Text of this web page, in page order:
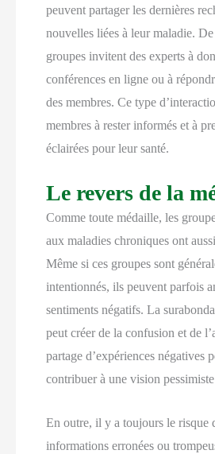
peuvent partager les dernières
nouvelles liées à leur maladie.
groupes invitent des experts à
conférences en ligne ou à
des membres. Ce type
membres à rester informés et à
éclairées pour leur santé.
Le revers de la
Comme toute médaille, les
aux maladies chroniques ont
Même si ces groupes sont
intentionnés, ils peuvent parfois
sentiments négatifs. La
peut créer de la confusion et de
partage d’expériences négatives
contribuer à une vision
En outre, il y a toujours le risque
informations erronées ou